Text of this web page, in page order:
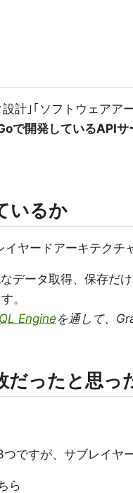
計｣｢ソフトウェアア
で開発しているAPI
いるか
イヤードアーキテクチ
データ取得、保存だ
。
Engine を通して、
だったと思っ
ですが、サブレイヤ
ら